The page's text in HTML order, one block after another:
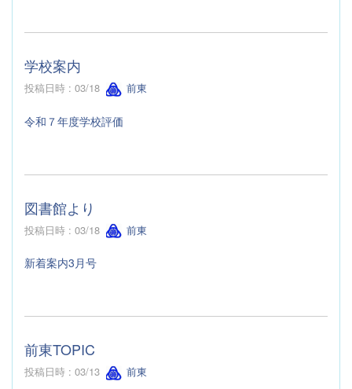
学校案内
投稿日時 : 03/18 前東
令和７年度学校評価
図書館より
投稿日時 : 03/18 前東
新着案内3月号
前東TOPIC
投稿日時 : 03/13 前東